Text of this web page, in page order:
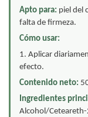
Apto para: piel del
falta de firmeza.
Cómo usar:
1. Aplicar
efecto.
Contenido neto:
Ingredientes
Alcohol/Ceteareth-